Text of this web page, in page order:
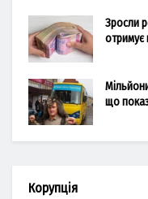
Зросли
отримує
що
Корупція